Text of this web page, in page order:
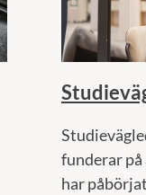
funderar
har